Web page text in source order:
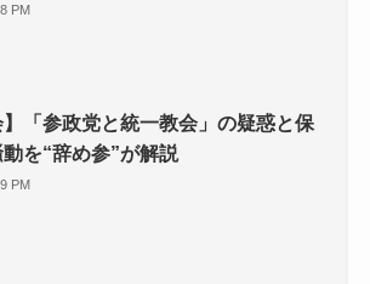
PM
】「参政党と統一教会」の疑惑と保
を“辞め参”が解説
PM